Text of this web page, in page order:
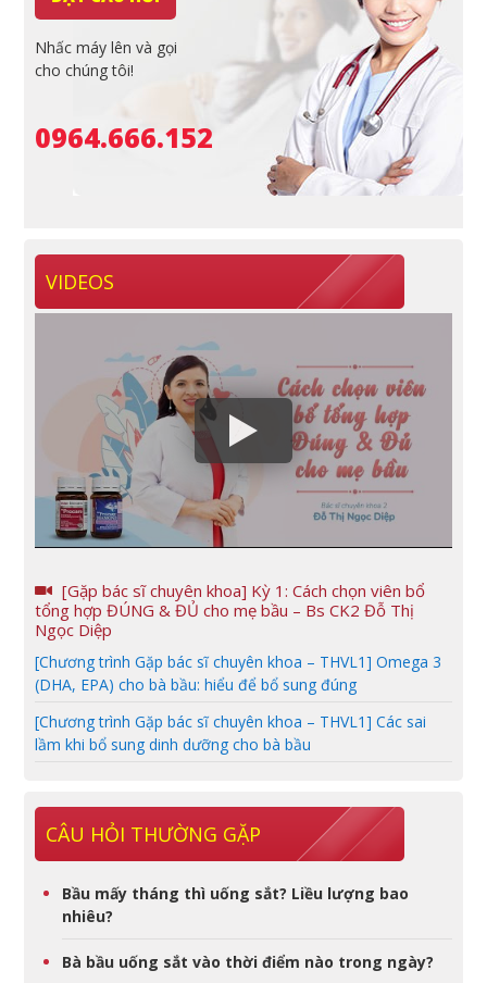
0964.666.152
Nhấc máy lên và gọi
cho chúng tôi!
VIDEOS
[Gặp bác sĩ chuyên khoa] Kỳ 1: Cách chọn viên bổ
tổng hợp ĐÚNG & ĐỦ cho mẹ bầu – Bs CK2 Đỗ Thị
Ngọc Diệp
[Chương trình Gặp bác sĩ chuyên khoa – THVL1] Omega 3
(DHA, EPA) cho bà bầu: hiểu để bổ sung đúng
[Chương trình Gặp bác sĩ chuyên khoa – THVL1] Các sai
lầm khi bổ sung dinh dưỡng cho bà bầu
CÂU HỎI THƯỜNG GẶP
Bầu mấy tháng thì uống sắt? Liều lượng bao
nhiêu?
Bà bầu uống sắt vào thời điểm nào trong ngày?